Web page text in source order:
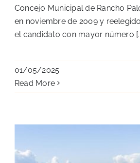
Concejo Municipal de Rancho
en noviembre de 2009 y
el candidato con mayor número
01/05/2025
Read More